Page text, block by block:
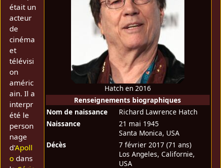
Hatch en 2016
Renseignements biographiques
Nom de naissance
Richard Lawrence Hatch
Naissance
21 mai 1945
Santa Monica, USA
Décès
7 février 2017 (71 ans)
Los Angeles, Californie,
USA
était un
acteur
de
cinéma
et
télévisi
on
améric
ain. Il a
interpr
été le
person
nage
d'Apoll
o dans